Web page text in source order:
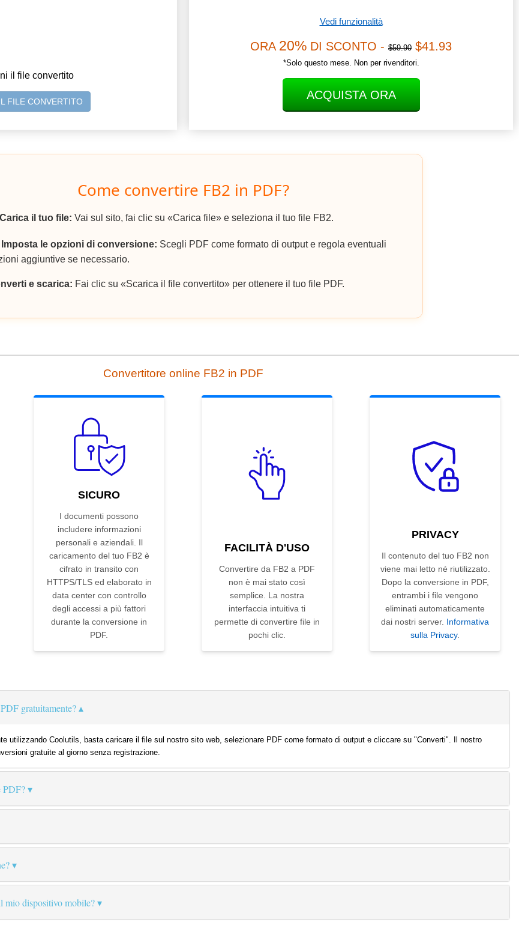
il file convertito
FILE CONVERTITO
Vedi funzionalità
ORA 20% DI SCONTO - $59.90 $41.93
*Solo questo mese. Non per rivenditori.
ACQUISTA ORA
Come convertire FB2 in PDF?
Carica il tuo file: Vai sul sito, fai clic su «Carica file» e seleziona il tuo file FB2.
Imposta le opzioni di conversione: Scegli PDF come formato di output e regola eventuali
aggiuntive se necessario.
e scarica: Fai clic su «Scarica il file convertito» per ottenere il tuo file PDF.
Convertitore online FB2 in PDF
SICURO
I documenti possono
includere informazioni
personali e aziendali. Il
caricamento del tuo FB2 è
cifrato in transito con
HTTPS/TLS ed elaborato in
data center con controllo
degli accessi a più fattori
durante la conversione in
PDF.
FACILITÀ D'USO
Convertire da FB2 a PDF
non è mai stato così
semplice. La nostra
interfaccia intuitiva ti
permette di convertire file in
pochi clic.
PRIVACY
Il contenuto del tuo FB2 non
viene mai letto né riutilizzato.
Dopo la conversione in PDF,
entrambi i file vengono
eliminati automaticamente
dai nostri server. Informativa
sulla Privacy.
gratuitamente?
utilizzando Coolutils, basta caricare il file sul nostro sito web, selezionare PDF come formato di output e cliccare su "Converti". Il nostro
gratuite al giorno senza registrazione.
PDF?
mio dispositivo mobile?